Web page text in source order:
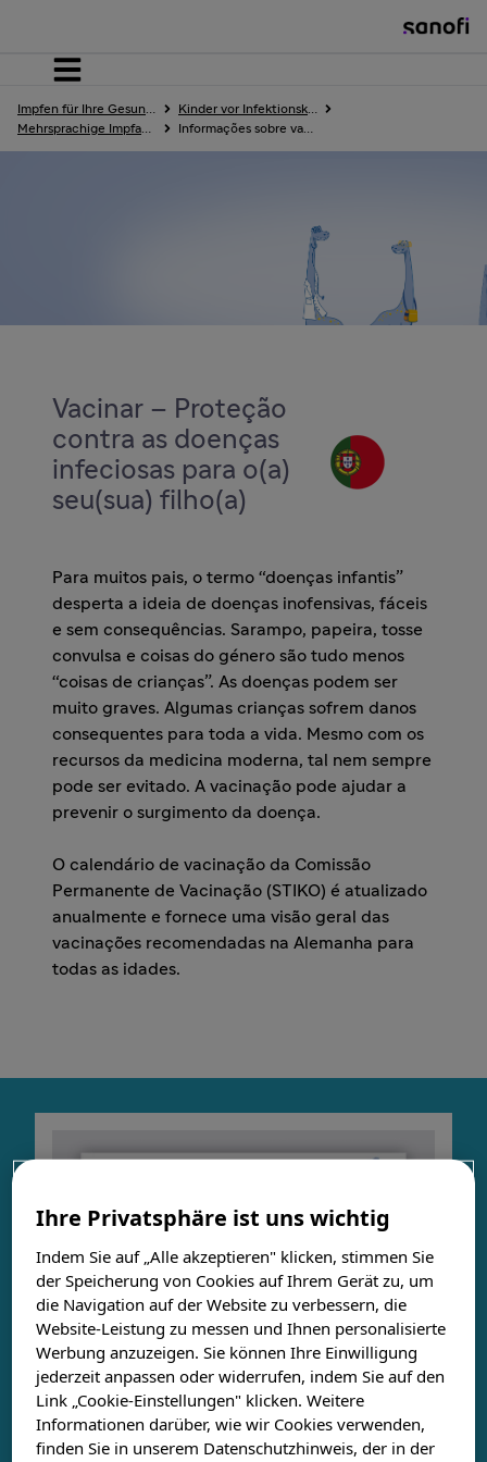
Home
Erkrankungen
Service & Mediathek
Häufig gestellte Fragen
Meningokokken
Grippe
Reisen
Fachkreisbereich
Vacinar – Proteção
contra as doenças
infeciosas para o(a)
seu(sua) filho(a)
Para muitos pais, o termo “doenças infantis”
desperta a ideia de doenças inofensivas, fáceis
e sem consequências. Sarampo, papeira, tosse
convulsa e coisas do género são tudo menos
“coisas de crianças”. As doenças podem ser
muito graves. Algumas crianças sofrem danos
consequentes para toda a vida. Mesmo com os
recursos da medicina moderna, tal nem sempre
pode ser evitado. A vacinação pode ajudar a
prevenir o surgimento da doença.
O calendário de vacinação da Comissão
Permanente de Vacinação (STIKO) é atualizado
anualmente e fornece uma visão geral das
vacinações recomendadas na Alemanha para
todas as idades.
Ihre Privatsphäre ist uns wichtig
Indem Sie auf „Alle akzeptieren" klicken, stimmen Sie
der Speicherung von Cookies auf Ihrem Gerät zu, um
die Navigation auf der Website zu verbessern, die
Website-Leistung zu messen und Ihnen personalisierte
Werbung anzuzeigen. Sie können Ihre Einwilligung
jederzeit anpassen oder widerrufen, indem Sie auf den
Link „Cookie-Einstellungen" klicken. Weitere
Informationen darüber, wie wir Cookies verwenden,
finden Sie in unserem Datenschutzhinweis, der in der